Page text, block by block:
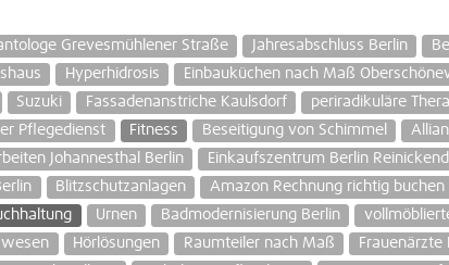
Grevesmühlener Straße Jahresabschluss Berlin
Hyperhidrosis Einbauküchen nach Maß
Suzuki Fassadenanstriche Kaulsdorf
periradikuläre
Pflegedienst Fitness Beseitigung von Schimmel
Johannesthal Berlin Einkaufszentrum Berlin
Blitzschutzanlagen Amazon Rechnung richtig buchen
Urnen Badmodernisierung Berlin
Hörlösungen Raumteiler nach Maß
Frauenärzte